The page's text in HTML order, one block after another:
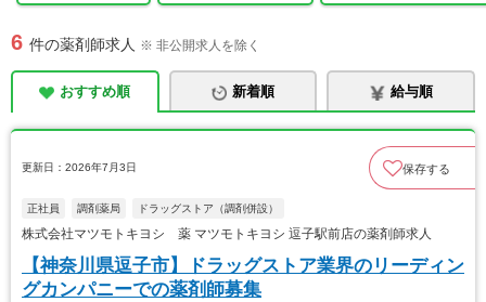
6 件の薬剤師求人 ※ 非公開求人を除く
おすすめ順 新着順 給与順
更新日：2026年7月3日 保存する
正社員 調剤薬局 ドラッグストア（調剤併設）
株式会社マツモトキヨシ 薬 マツモトキヨシ 逗子駅前店の薬剤師求人
【神奈川県逗子市】ドラッグストア業界のリーディン
グカンパニーでの薬剤師募集